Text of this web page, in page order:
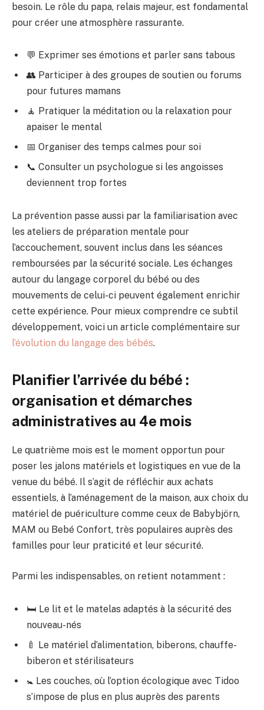
besoin. Le rôle du papa, relais majeur, est fondamental
pour créer une atmosphère rassurante.
💬 Exprimer ses émotions et parler sans tabous
👥 Participer à des groupes de soutien ou forums
pour futures mamans
🧘 Pratiquer la méditation ou la relaxation pour
apaiser le mental
📅 Organiser des temps calmes pour soi
📞 Consulter un psychologue si les angoisses
deviennent trop fortes
La prévention passe aussi par la familiarisation avec
les ateliers de préparation mentale pour
l’accouchement, souvent inclus dans les séances
remboursées par la sécurité sociale. Les échanges
autour du langage corporel du bébé ou des
mouvements de celui-ci peuvent également enrichir
cette expérience. Pour mieux comprendre ce subtil
développement, voici un article complémentaire sur
l’évolution du langage des bébés.
Planifier l’arrivée du bébé :
organisation et démarches
administratives au 4e mois
Le quatrième mois est le moment opportun pour
poser les jalons matériels et logistiques en vue de la
venue du bébé. Il s’agit de réfléchir aux achats
essentiels, à l’aménagement de la maison, aux choix du
matériel de puériculture comme ceux de Babybjörn,
MAM ou Bebé Confort, très populaires auprès des
familles pour leur praticité et leur sécurité.
Parmi les indispensables, on retient notamment :
🛏️ Le lit et le matelas adaptés à la sécurité des
nouveau-nés
🍼 Le matériel d’alimentation, biberons, chauffe-
biberon et stérilisateurs
🚼 Les couches, où l’option écologique avec Tidoo
s’impose de plus en plus auprès des parents